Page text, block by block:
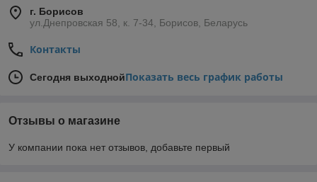
г. Борисов
ул.Днепровская 58, к. 7-34, Борисов, Беларусь
Контакты
Сегодня выходнойПоказать весь график работы
Отзывы о магазине
У компании пока нет отзывов, добавьте первый